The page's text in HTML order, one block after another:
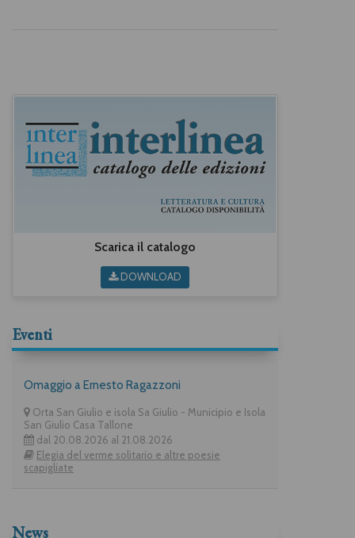
Scarica il catalogo
DOWNLOAD
Eventi
Omaggio a Ernesto Ragazzoni
Orta San Giulio e isola Sa Giulio - Municipio e Isola
San Giulio Casa Tallone
dal 20.08.2026 al 21.08.2026
Elegia del verme solitario e altre poesie
scapigliate
News